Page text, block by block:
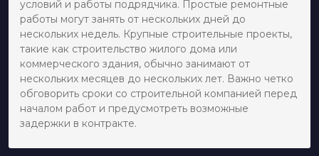
условий и работы подрядчика. Простые ремонтные
работы могут занять от нескольких дней до
нескольких недель. Крупные строительные проекты,
такие как строительство жилого дома или
коммерческого здания, обычно занимают от
нескольких месяцев до нескольких лет. Важно четко
обговорить сроки со строительной компанией перед
началом работ и предусмотреть возможные
задержки в контракте.